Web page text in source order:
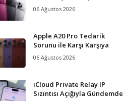
06 Ağustos 2026
Apple A20 Pro Tedarik
Sorunu ile Karşı Karşıya
06 Ağustos 2026
iCloud Private Relay IP
Sızıntısı Açığıyla Gündemde